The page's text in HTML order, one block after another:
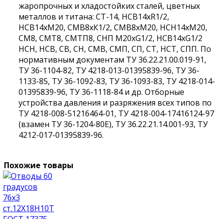
жаропрочных и хладостойких сталей, цветных
металлов и титана: СТ-14, НСВ14хR1/2,
НСВ14хМ20, СМВ8хК1/2, СМВ8хМ20, НСН14хМ20,
СМ8, СМТ8, СМТП8, СНП М20хG1/2, НСВ14хG1/2
НСН, НСВ, СВ, СН, СМВ, СМП, СП, СТ, НСТ, СПП. По
нормативным документам ТУ 36.22.21.00.019-91,
ТУ 36-1104-82, ТУ 4218-013-01395839-96, ТУ 36-
1133-85, ТУ 36-1092-83, ТУ 36-1093-83, ТУ 4218-014-
01395839-96, ТУ 36-1118-84 и др. Отборные
устройства давления и разряжения всех типов по
ТУ 4218-008-51216464-01, ТУ 4218-004-17416124-97
(взамен ТУ 36-1204-80Е), ТУ 36.22.21.14.001-93, ТУ
4212-017-01395839-96.
Похожие товары